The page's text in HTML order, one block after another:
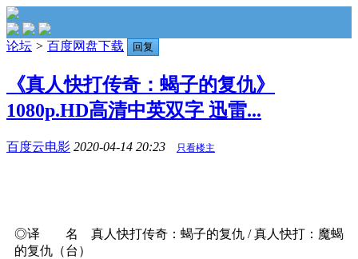
论坛 > 百度网盘下载 回复
《真人快打传奇：蝎子的复仇》
1080p.HD高清中英双字 迅雷...
百度云电影 2020-04-14 20:23 只看楼主
◎译 名 真人快打传奇：蝎子的复仇 / 真人快打：魔蝎
的复仇（台）